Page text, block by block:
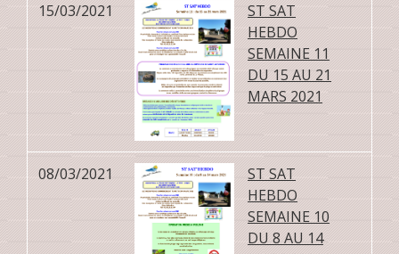
15/03/2021
ST SAT
HEBDO
SEMAINE 11
DU 15 AU 21
MARS 2021
08/03/2021
ST SAT
HEBDO
SEMAINE 10
DU 8 AU 14